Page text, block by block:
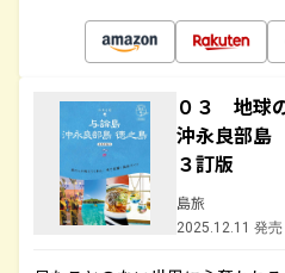
０３ 地球
沖永良部
３訂版
島旅
2025.12.11 発売